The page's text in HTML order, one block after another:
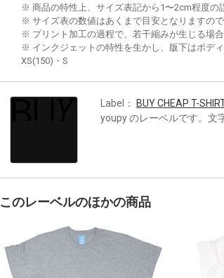
※ 商品の特性上、サイズ表記から1〜2cm程度の
※ サイズ表の数値はあくまで目安となりますの
※ プリント加工の過程で、若干縮みが生じる場合
※ インクジェットの特性を生かし、版下はボデ
XS(150)・S
Label：
BUY CHEAP T-
youpy のレーベルです。文
このレーベルのほかの商品